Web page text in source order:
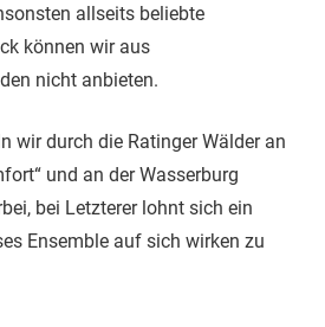
allseits beliebte
können wir aus
nicht anbieten.
wir durch die Ratinger Wälder an
und an der Wasserburg
bei Letzterer lohnt sich ein
Ensemble auf sich wirken zu